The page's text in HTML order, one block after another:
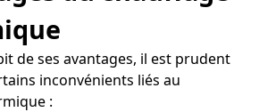
de ses avantages, il est prudent
inconvénients liés au
: